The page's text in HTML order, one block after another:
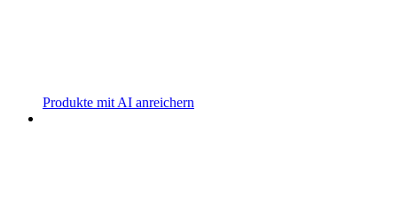
Produkte mit AI anreichern